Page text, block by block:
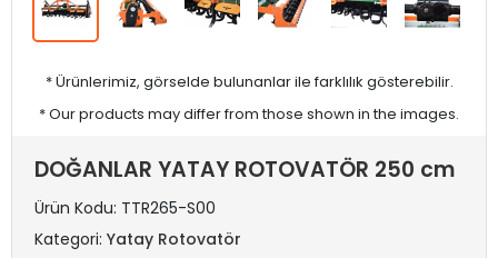
* Ürünlerimiz, görselde bulunanlar ile farklılık gösterebilir.
* Our products may differ from those shown in the images.
DOĞANLAR YATAY ROTOVATÖR 250 cm
Ürün Kodu: TTR265-S00
Kategori: Yatay Rotovatör